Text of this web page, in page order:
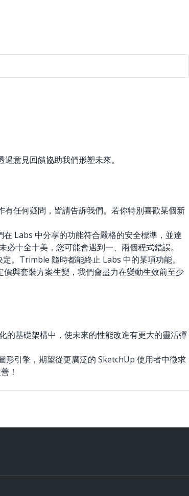
意見回饋協助我們形塑未來。
任何疑問，皆請告訴我們。若你特別喜歡某個新
Labs 中分享的功能符合嚴格的安全標準，並達
十全十美，您可能會遇到一、兩個程式錯誤。
。Trimble 隨時都能終止 Labs 中的某項功能。
與套裝方案生變，我們會盡力在變動生效前至少
的基礎架構中，使未來的性能改進有更大的靈活彈
形引擎，期望從更廣泛的 SketchUp 使用者中徵求
！